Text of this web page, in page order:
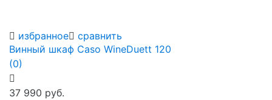
избранное сравнить
Винный шкаф Caso WineDuett 120
(0)
37 990 руб.